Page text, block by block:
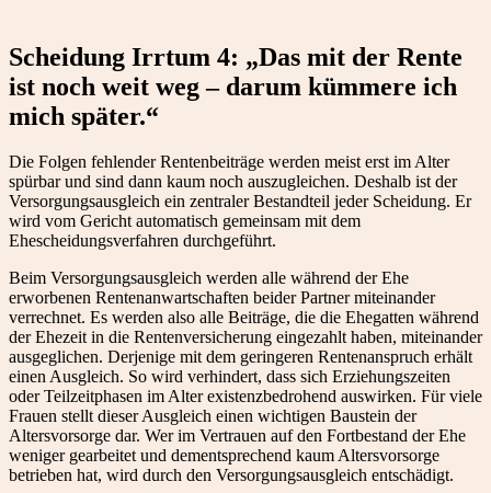
Scheidung Irrtum 4: „Das mit der Rente
ist noch weit weg – darum kümmere ich
mich später.“
Die Folgen fehlender Rentenbeiträge werden meist erst im Alter
spürbar und sind dann kaum noch auszugleichen. Deshalb ist der
Versorgungsausgleich ein zentraler Bestandteil jeder Scheidung. Er
wird vom Gericht automatisch gemeinsam mit dem
Ehescheidungsverfahren durchgeführt.
Beim Versorgungsausgleich werden alle während der Ehe
erworbenen Rentenanwartschaften beider Partner miteinander
verrechnet. Es werden also alle Beiträge, die die Ehegatten während
der Ehezeit in die Rentenversicherung eingezahlt haben, miteinander
ausgeglichen. Derjenige mit dem geringeren Rentenanspruch erhält
einen Ausgleich. So wird verhindert, dass sich Erziehungszeiten
oder Teilzeitphasen im Alter existenzbedrohend auswirken. Für viele
Frauen stellt dieser Ausgleich einen wichtigen Baustein der
Altersvorsorge dar. Wer im Vertrauen auf den Fortbestand der Ehe
weniger gearbeitet und dementsprechend kaum Altersvorsorge
betrieben hat, wird durch den Versorgungsausgleich entschädigt.